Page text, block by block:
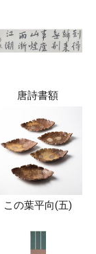
唐詩書額
この葉平向(五)